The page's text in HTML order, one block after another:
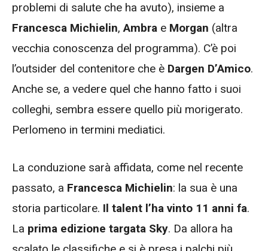
problemi di salute che ha avuto), insieme a
Francesca Michielin,Ambra e Morgan (altra
vecchia conoscenza del programma). C’è poi
l’outsider del contenitore che è Dargen D’Amico.
Anche se, a vedere quel che hanno fatto i suoi
colleghi, sembra essere quello più morigerato.
Perlomeno in termini mediatici.
La conduzione sarà affidata, come nel recente
passato, a Francesca Michielin: la sua è una
storia particolare. Il talent l’ha vinto 11 anni fa.
La prima edizione targata Sky. Da allora ha